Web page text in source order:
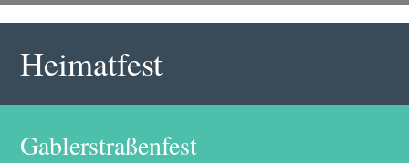
Heimatfest
Gablerstraßenfest